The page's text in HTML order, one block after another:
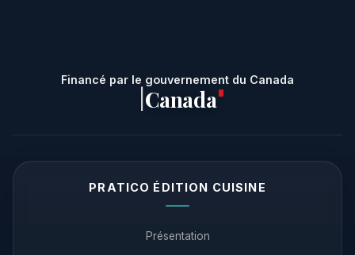
Financé par le gouvernement du Canada
Canada
PRATICO ÉDITION CUISINE
Présentation